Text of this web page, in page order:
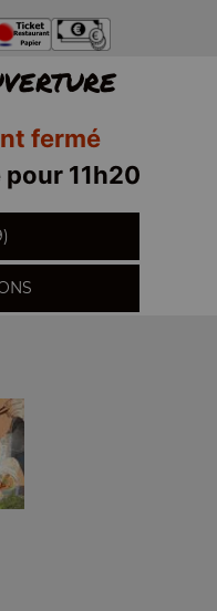
fermé
11h20